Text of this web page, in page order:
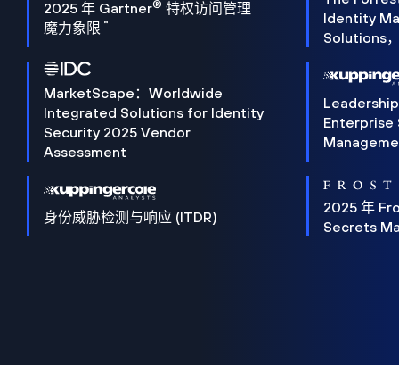
2025 年 Gartner® 特权访问管理
魔力象限™
Identity
Solutions
MarketScape：Worldwide
Integrated Solutions for Identity
Security 2025 Vendor
Assessment
Enterprise
身份威胁检测与响应 (ITDR)
2025 年
Secrets